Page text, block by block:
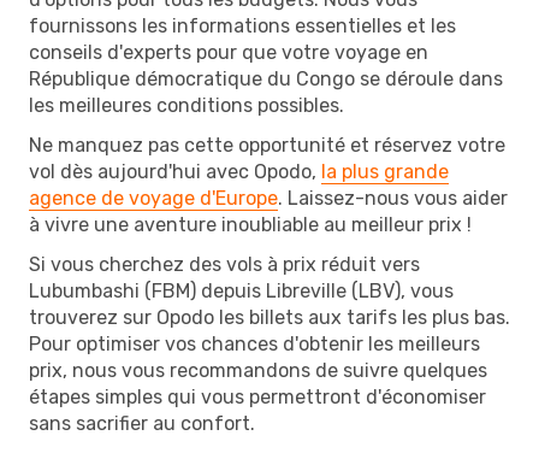
fournissons les informations essentielles et les
conseils d'experts pour que votre voyage en
République démocratique du Congo se déroule dans
les meilleures conditions possibles.
Ne manquez pas cette opportunité et réservez votre
vol dès aujourd'hui avec Opodo, la plus grande
agence de voyage d'Europe. Laissez-nous vous aider
à vivre une aventure inoubliable au meilleur prix !
Si vous cherchez des vols à prix réduit vers
Lubumbashi (FBM) depuis Libreville (LBV), vous
trouverez sur Opodo les billets aux tarifs les plus bas.
Pour optimiser vos chances d'obtenir les meilleurs
prix, nous vous recommandons de suivre quelques
étapes simples qui vous permettront d'économiser
sans sacrifier au confort.